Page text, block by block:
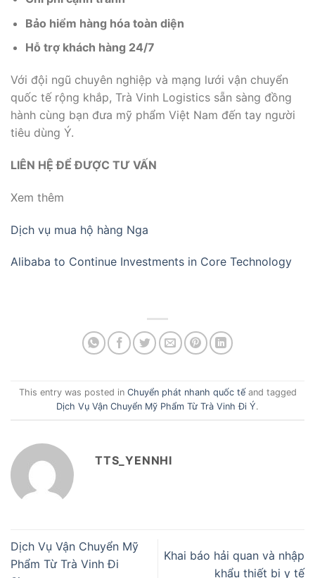
Bảo hiểm hàng hóa toàn diện
Hỗ trợ khách hàng 24/7
Với đội ngũ chuyên nghiệp và mạng lưới vận chuyển
quốc tế rộng khắp, Trà Vinh Logistics sẵn sàng đồng
hành cùng bạn đưa mỹ phẩm Việt Nam đến tay người
tiêu dùng Ý.
LIÊN HỆ ĐỂ ĐƯỢC TƯ VẤN
Xem thêm
Dịch vụ mua hộ hàng Nga
Alibaba to Continue Investments in Core Technology
This entry was posted in Chuyển phát nhanh quốc tếand tagged
Dịch Vụ Vận Chuyển Mỹ Phẩm Từ Trà Vinh Đi Ý.
TTS_YENNHI
Dịch Vụ Vận Chuyển Mỹ
Phẩm Từ Trà Vinh Đi
Khai báo hải quan và nhập
khẩu thiết bị y tế